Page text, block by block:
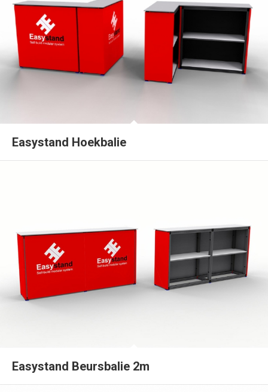
Easystand Hoekbalie
Easystand Beursbalie 2m